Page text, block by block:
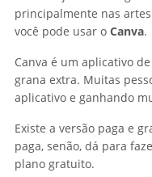
principalmente nas
você pode usar o Canva.
Canva é um aplicativo
grana extra. Muitas
aplicativo e ganhando
Existe a versão paga e
paga, senão, dá para
plano gratuito.